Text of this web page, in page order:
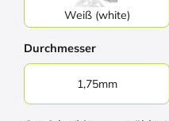
Weiß (white)
Durchmesser
1,75mm